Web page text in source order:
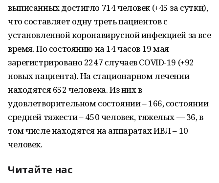
выписанных достигло 714 человек (+45 за сутки),
что составляет одну треть пациентов с
установленной коронавирусной инфекцией за все
время. По состоянию на 14 часов 19 мая
зарегистрировано 2247 случаев COVID-19 (+92
новых пациента). На стационарном лечении
находятся 652 человека. Из них в
удовлетворительном состоянии – 166, состоянии
средней тяжести – 450 человек, тяжелых — 36, в
том числе находятся на аппаратах ИВЛ – 10
человек.
Читайте нас